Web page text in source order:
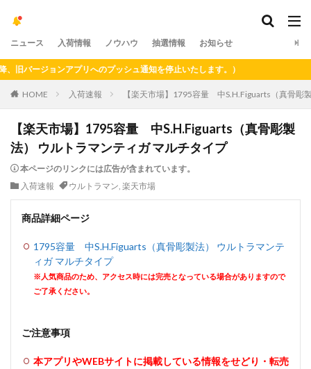
ニュース 入荷情報 ノウハウ 抽選情報 お知らせ
ジョンアプリへのプッシュ通知を停止いたします。）
HOME 入荷速報 【楽天市場】1795容量 中S.H.Figuarts（真骨彫
【楽天市場】1795容量 中S.H.Figuarts（真骨彫製
法） ウルトラマンティガ マルチタイプ
本ページのリンクには広告が含まれています。
入荷速報
ウルトラマン, 楽天市場
商品詳細ページ
1795容量 中S.H.Figuarts（真骨彫製法） ウルトラマンテ
ィガ マルチタイプ
※人気商品のため、アクセス時には完売となっている場合がありますので
ご了承ください。
ご注意事項
本アプリやWEBサイトに掲載している情報をせどり・転売